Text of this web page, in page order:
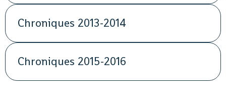
Chroniques 2013-2014
Chroniques 2015-2016